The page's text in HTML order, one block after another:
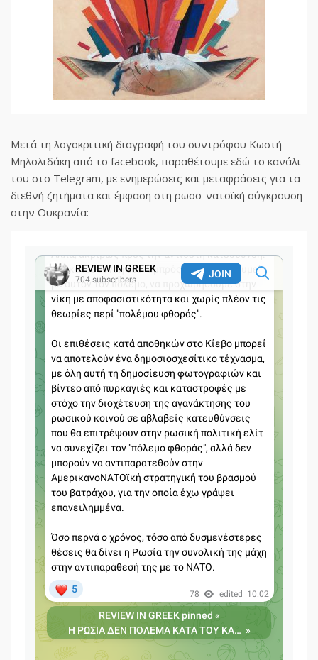
Μετά τη λογοκριτική διαγραφή του συντρόφου Κωστή
Μηλολιδάκη από το facebook, παραθέτουμε εδώ το κανάλι
του στο Telegram, με ενημερώσεις και μεταφράσεις για τα
διεθνή ζητήματα και έμφαση στη ρωσο-νατοϊκή σύγκρουση
στην Ουκρανία: